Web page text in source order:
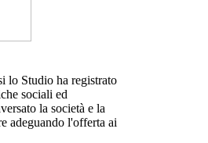
lo Studio ha registrato
sociali ed
la società e la
adeguando l'offerta ai